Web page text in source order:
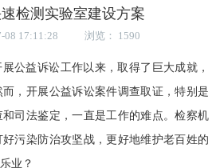
检测实验室建设方案
08 17:11:28 浏览： 1590
公益诉讼工作以来，取得了巨大成就，
，开展公益诉讼案件调查取证，特别是
司法鉴定，一直是工作的难点。检察机
污染防治攻坚战，更好地维护老百姓的
业？